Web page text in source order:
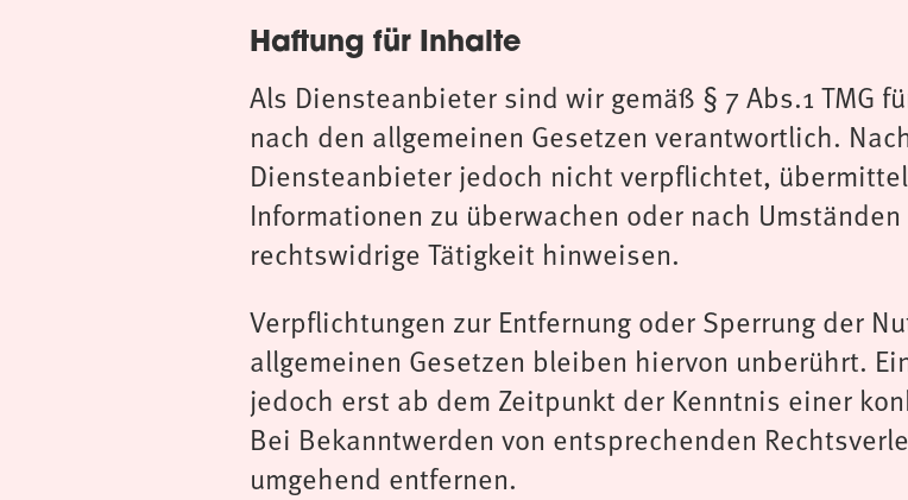
Haftung für Inhalte
Als Diensteanbieter sind wir gemäß § 7 Abs.1 TMG
nach den allgemeinen Gesetzen verantwortlich.
Diensteanbieter jedoch nicht verpflichtet,
Informationen zu überwachen oder nach
rechtswidrige Tätigkeit hinweisen.
Verpflichtungen zur Entfernung oder Sperrung der
allgemeinen Gesetzen bleiben hiervon unberührt.
jedoch erst ab dem Zeitpunkt der Kenntnis einer
Bei Bekanntwerden von entsprechenden
umgehend entfernen.